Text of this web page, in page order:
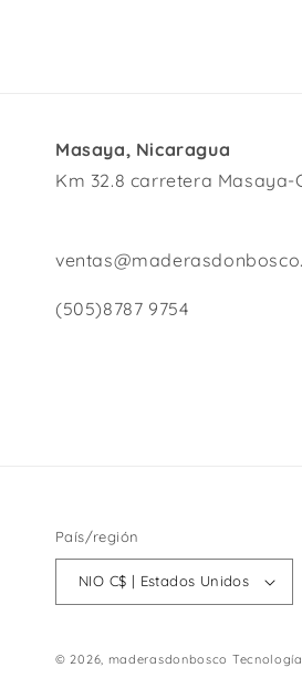
Masaya, Nicaragua
Km 32.8 carretera Masaya-
(505)8787 9754
País/región
NIO C$ | Estados Unidos
© 2026, maderasdonbosco